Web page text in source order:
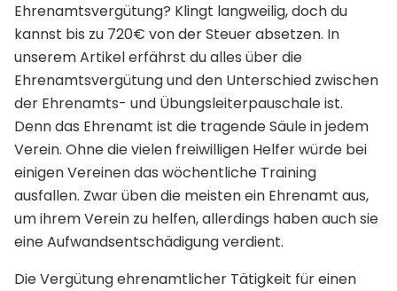
Ehrenamtsvergütung? Klingt langweilig, doch du
kannst bis zu 720€ von der Steuer absetzen. In
unserem Artikel erfährst du alles über die
Ehrenamtsvergütung und den Unterschied zwischen
der Ehrenamts- und Übungsleiterpauschale ist.
Denn das Ehrenamt ist die tragende Säule in jedem
Verein. Ohne die vielen freiwilligen Helfer würde bei
einigen Vereinen das wöchentliche Training
ausfallen. Zwar üben die meisten ein Ehrenamt aus,
um ihrem Verein zu helfen, allerdings haben auch sie
eine Aufwandsentschädigung verdient.
Die Vergütung ehrenamtlicher Tätigkeit für einen